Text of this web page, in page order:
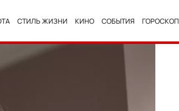
СТИЛЬ ЖИЗНИ КИНО СОБЫТИЯ ГОРОСКОП